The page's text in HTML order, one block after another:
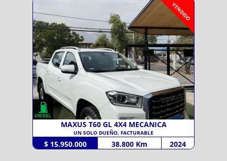
VENDIDO
MAXUS T60 GL 4X4 MECANICA
UN SOLO DUEÑO, FACTURABLE
$ 15.950.000 38.800 Km 2024